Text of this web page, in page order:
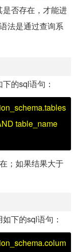
否存在，才能进
法是通过查询系
的sql语句：
table_name
；如果结果大于
下的sql语句：